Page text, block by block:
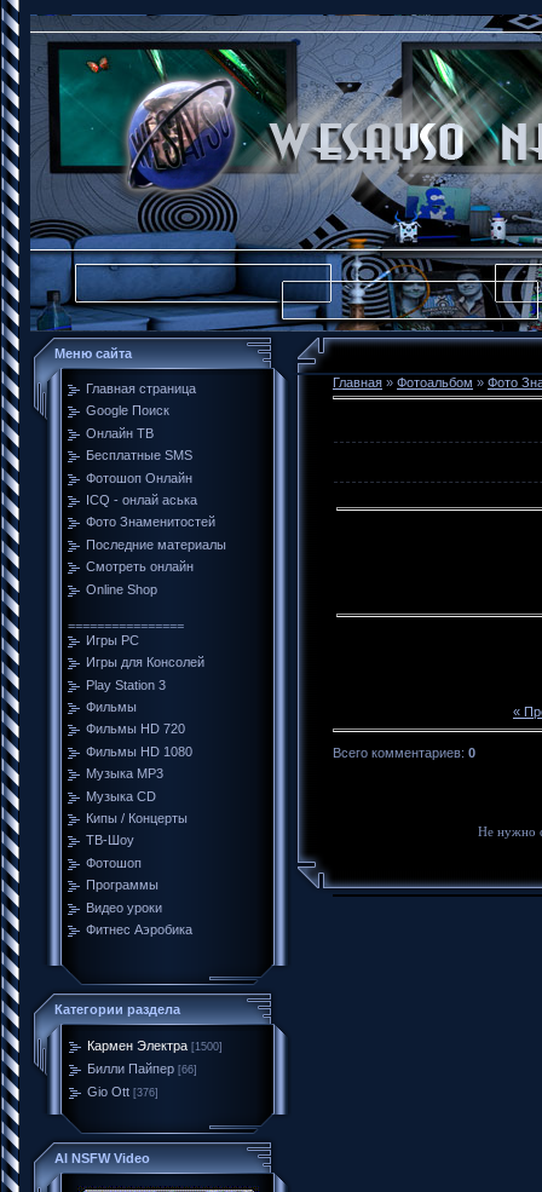
Меню сайта
Главная страница
Google Поиск
Онлайн ТВ
Бесплатные SMS
Фотошоп Онлайн
ICQ - онлай аська
Фото Знаменитостей
Последние материалы
Смотреть онлайн
Online Shop
================
Игры PC
Игры для Консолей
Play Station 3
Фильмы
Фильмы HD 720
Фильмы HD 1080
Музыка MP3
Музыка CD
Кипы / Концерты
ТВ-Шоу
Фотошоп
Программы
Видео уроки
Фитнес Аэробика
Категории раздела
Кармен Электра [1500]
Билли Пайпер [66]
Gio Ott [376]
AI NSFW Video
Главная » Фотоальбом » Фото
«
Всего комментариев: 0
Не нужно